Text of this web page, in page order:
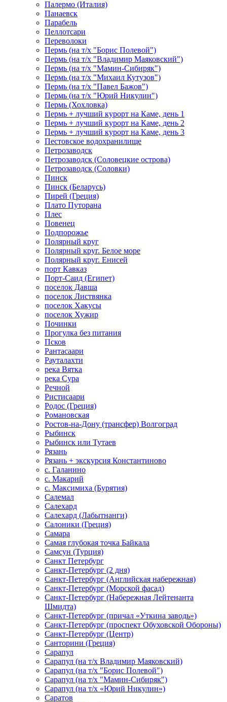
Палермо (Италия)
Панаевск
Парабель
Пеллотсари
Переволоки
Пермь (на т/х "Борис Полевой")
Пермь (на т/х "Владимир Маяковский")
Пермь (на т/х "Мамин-Сибиряк")
Пермь (на т/х "Михаил Кутузов")
Пермь (на т/х "Павел Бажов")
Пермь (на т/х "Юрий Никулин")
Пермь (Хохловка)
Пермь + лучший курорт на Каме, день 1
Пермь + лучший курорт на Каме, день 2
Пермь + лучший курорт на Каме, день 3
Пестовское водохранилище
Петрозаводск
Петрозаводск (Соловецкие острова)
Петрозаводск (Соловки)
Пинск
Пинск (Беларусь)
Пирей (Греция)
Плато Путорана
Плес
Повенец
Подпорожье
Полярный круг
Полярный круг. Белое море
Полярный круг. Енисей
порт Кавказ
Порт-Саид (Египет)
поселок Давша
поселок Листвянка
поселок Хакусы
поселок Хужир
Починки
Прогулка без питания
Псков
Рантасаари
Рауталахти
река Вятка
река Сура
Речной
Ристисаари
Родос (Греция)
Романовская
Ростов-на-Дону (трансфер) Волгоград
Рыбинск
Рыбинск или Тутаев
Рязань
Рязань + экскурсия Константиново
с. Галанино
с. Макарий
с. Максимиха (Бурятия)
Салемал
Салехард
Салехард (Лабытнанги)
Салоники (Греция)
Самара
Самая глубокая точка Байкала
Самсун (Турция)
Санкт Петербург
Санкт-Петербург (2 дня)
Санкт-Петербург (Английская набережная)
Санкт-Петербург (Морской фасад)
Санкт-Петербург (Набережная Лейтенанта
Шмидта)
Санкт-Петербург (причал «Уткина заводь»)
Санкт-Петербург (проспект Обуховской Обороны)
Санкт-Петербург (Центр)
Санторини (Греция)
Сарапул
Сарапул (на т/х Владимир Маяковский)
Сарапул (на т/х "Борис Полевой")
Сарапул (на т/х "Мамин-Сибиряк")
Сарапул (на т/х «Юрий Никулин»)
Саратов